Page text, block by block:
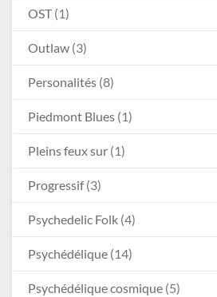
OST(1)
Outlaw (3)
Personalités (8)
Piedmont Blues (1)
Pleins feux sur (1)
Progressif(3)
Psychedelic Folk (4)
Psychédélique (14)
Psychédélique cosmique (5)